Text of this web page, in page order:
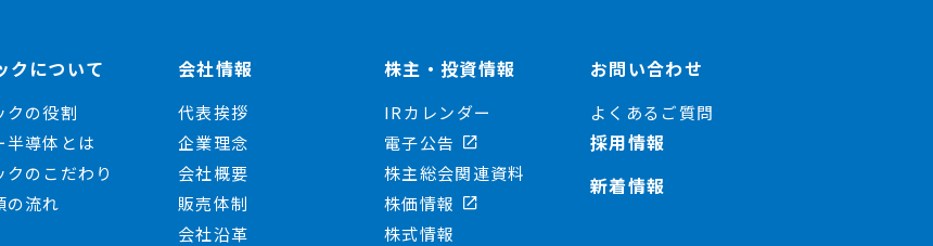
クについて
クの役割
半導体とは
クのこだわり
の流れ
会社情報
代表挨拶
企業理念
会社概要
販売体制
会社沿革
株主・投資情報
IRカレンダー
電子公告
株主総会関連資料
株価情報
株式情報
お問い合わせ
よくあるご質問
採用情報
新着情報